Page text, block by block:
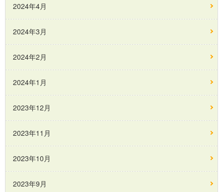
2024年4月
2024年3月
2024年2月
2024年1月
2023年12月
2023年11月
2023年10月
2023年9月